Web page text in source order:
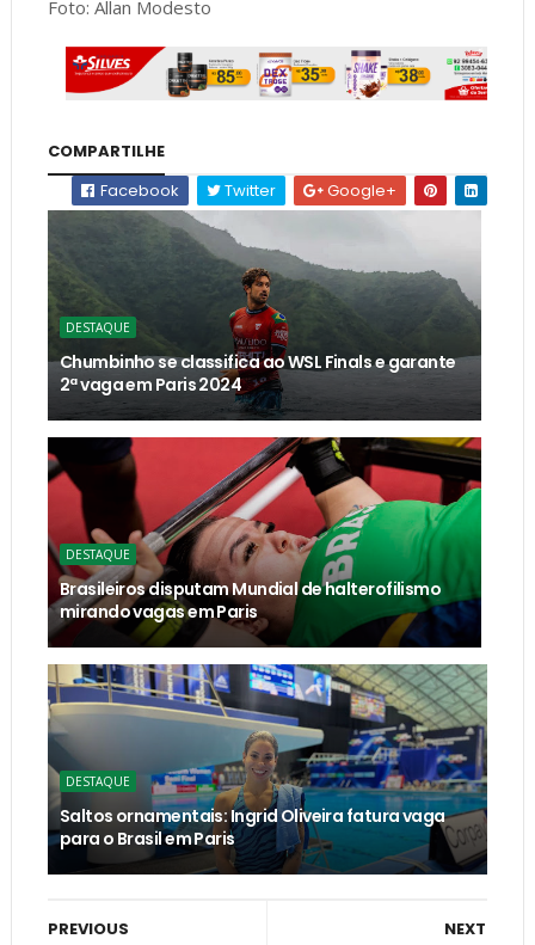
Foto: Allan Modesto
COMPARTILHE
Facebook
Twitter Google+
DESTAQUE
Chumbinho se classifica ao WSL Finals e garante
2ª vaga em Paris 2024
DESTAQUE
Brasileiros disputam Mundial de halterofilismo
mirando vagas em Paris
DESTAQUE
Saltos ornamentais: Ingrid Oliveira fatura vaga
para o Brasil em Paris
NEXT
PREVIOUS